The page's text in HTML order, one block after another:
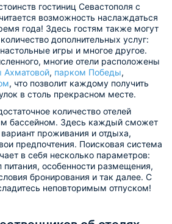
гостиниц Севастополя с
возможность наслаждаться
года! Здесь гостям также могут
дополнительных услуг:
игры и многое другое.
многие отели расположены
Ахматовой, парком Победы,
, что позволит каждому получить
в столь прекрасном месте.
количество отелей
бассейном. Здесь каждый сможет
проживания и отдыха,
предпочтения. Поисковая система
в себя несколько параметров:
питания, особенности размещения,
бронирования и так далее. С
неповторимым отпуском!